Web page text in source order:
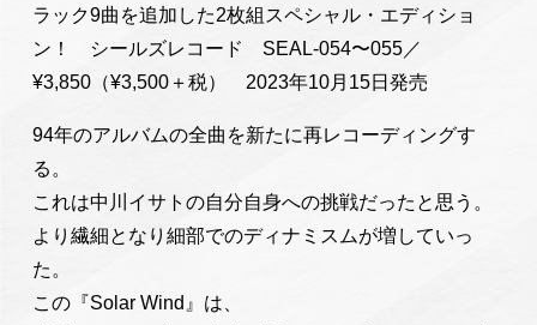
ラック9曲を追加した2枚組スペシャル・エディショ
ン！ シールズレコード SEAL-054〜055／
¥3,850（¥3,500＋税） 2023年10月15日発売
94年のアルバムの全曲を新たに再レコーディングす
る。
これは中川イサトの自分自身への挑戦だったと思う。
より繊細となり細部でのディナミスムが増していっ
た。
この『Solar Wind』は、